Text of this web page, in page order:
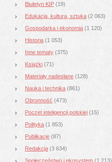
Biuletyn KIP (19)
Edukacja, kultura, sztuka (2 063)
Gospodarka i ekonomia (1 120)
Historia (1 053)
Inne tematy (375)
Książki (71)
Materiały nadesłane (128)
Nauka i technika (861)
Obronność (473)
Poczet inteligencji polskiej (15)
Polityka (1 853)
Publikacje (87)
Redakcja (3 634)
Społeczeństwo i ekosystem (1 213)